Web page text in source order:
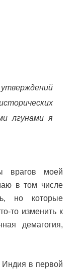
лгунами я
врагов моей
в том числе
но которые
то изменить к
демагогия,
Индия в первой